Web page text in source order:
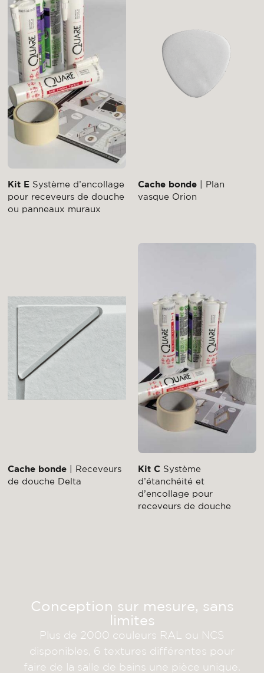
Kit E Système d’encollage
pour receveurs de douche
ou panneaux muraux
Cache bonde | Plan
vasque Orion
Cache bonde | Receveurs
de douche Delta
Kit C Système
d’étanchéité et
d’encollage pour
receveurs de douche
Conception sur mesure, sans
limites
Plus de 2000 couleurs RAL ou NCS
disponibles, 6 textures différentes pour
faire de la salle de bains une pièce unique.